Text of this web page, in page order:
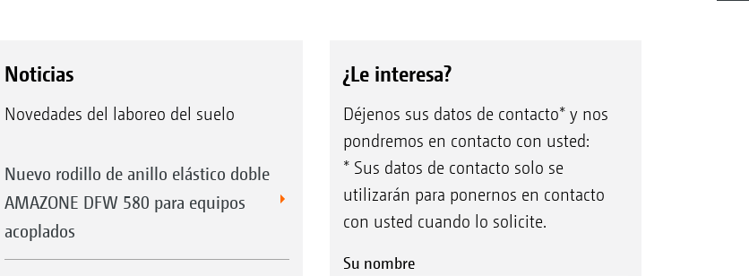
Noticias
Novedades del laboreo del suelo
Nuevo rodillo de anillo elástico doble
AMAZONE DFW 580 para equipos
acoplados
¿Le interesa?
Déjenos sus datos de contacto* y nos
pondremos en contacto con usted:
* Sus datos de contacto solo se
utilizarán para ponernos en contacto
con usted cuando lo solicite.
Su nombre